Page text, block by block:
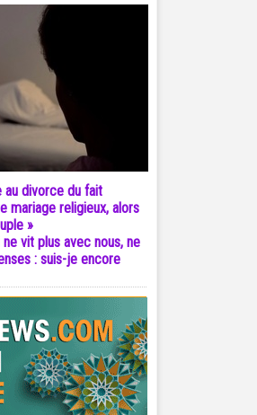
au divorce du fait
mariage religieux, alors
»
vit plus avec nous, ne
: suis-je encore